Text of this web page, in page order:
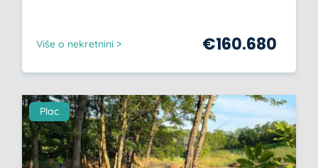
Više o nekretnini > €160.680
Plac